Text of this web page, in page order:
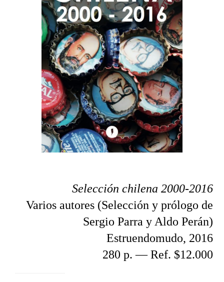
Selección chilena 2000-2016
Varios autores (Selección y prólogo de
Sergio Parra y Aldo Perán)
Estruendomudo, 2016
280 p. — Ref. $12.000